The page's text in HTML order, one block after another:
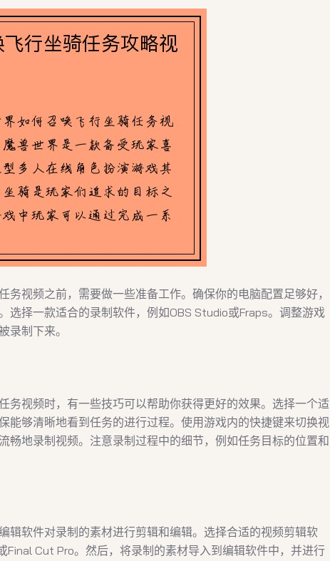
务视频之前，需要做一些准备工作。确保你的电脑配置足够好，
选择一款适合的录制软件，例如OBS Studio或Fraps。调整游戏
录制下来。
务视频时，有一些技巧可以帮助你获得更好的效果。选择一个适
能够清晰地看到任务的进行过程。使用游戏内的快捷键来切换视
畅地录制视频。注意录制过程中的细节，例如任务目标的位置和
辑软件对录制的素材进行剪辑和编辑。选择合适的视频剪辑软
Final Cut Pro。然后，将录制的素材导入到编辑软件中，并进行